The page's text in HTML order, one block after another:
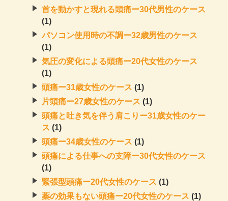
首を動かすと現れる頭痛ー30代男性のケース
(1)
パソコン使用時の不調ー32歳男性のケース
(1)
気圧の変化による頭痛ー20代女性のケース
(1)
頭痛ー31歳女性のケース (1)
片頭痛ー27歳女性のケース (1)
頭痛と吐き気を伴う肩こりー31歳女性のケー
ス (1)
頭痛ー34歳女性のケース (1)
頭痛による仕事への支障ー30代女性のケース
(1)
緊張型頭痛ー20代女性のケース (1)
薬の効果もない頭痛ー20代女性のケース (1)